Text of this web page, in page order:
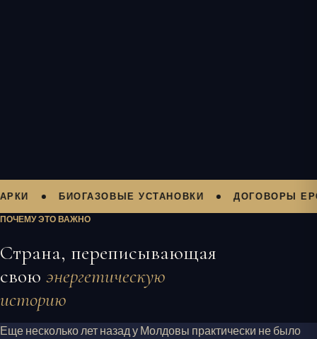
БИОГАЗОВЫЕ УСТАНОВКИ ДОГОВОРЫ EPC
ПОЧЕМУ ЭТО ВАЖНО
Страна, переписывающая
свою энергетическую
историю
Еще несколько лет назад у Молдовы практически не было